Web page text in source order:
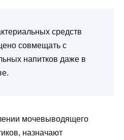
средств
совмещать с
напитков даже в
мочевыводящего
назначают